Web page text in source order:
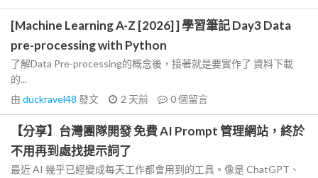
[Machine Learning A-Z [2026] ] 學習筆記 Day3 Data
pre-processing with Python
了解Data Pre-processing的概念後，接著就是要實作了 資料下載
的...
由 duckravel48 發文 2 天前 0個留言
【分享】台灣團隊開發 免費 AI Prompt 管理網站，終於
不用再到處找提示詞了
最近 AI 幾乎已經變成每天工作都會用到的工具。像是 ChatGPT、